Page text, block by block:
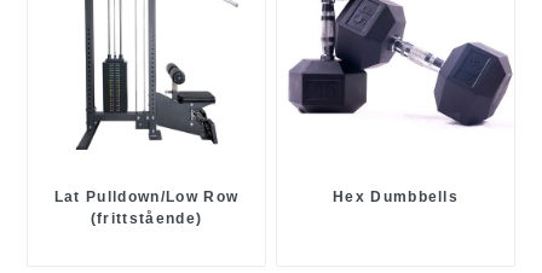
Lat Pulldown/Low Row
(frittstående)
Hex Dumbbells